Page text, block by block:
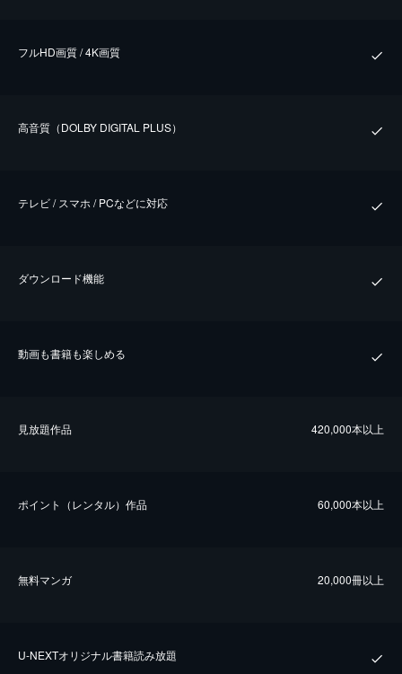
フルHD画質 / 4K画質
⾼⾳質（DOLBY DIGITAL PLUS）
テレビ / スマホ / PCなどに対応
ダウンロード機能
動画も書籍も楽しめる
⾒放題作品 420,000本以上
ポイント（レンタル）作品 60,000本以上
無料マンガ 20,000冊以上
U-NEXTオリジナル書籍読み放題